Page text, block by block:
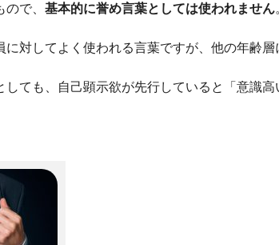
で、 基本的に誉め言葉としては使われません
対してよく使われる言葉ですが、他の年齢層
しても、自己顕示欲が先行していると「意識